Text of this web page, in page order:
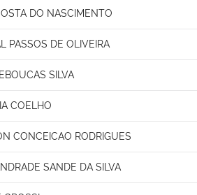
DO NASCIMENTO
PASSOS DE OLIVEIRA
SILVA
COELHO
CONCEICAO RODRIGUES
SANDE DA SILVA